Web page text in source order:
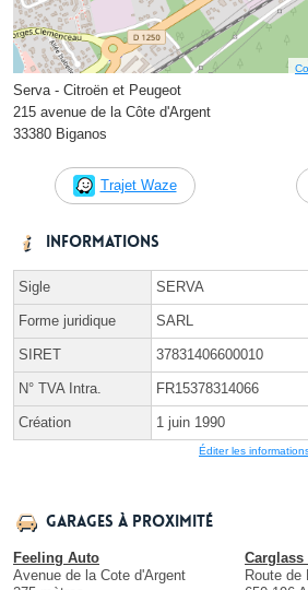
Serva - Citroën et Peugeot
215 avenue de la Côte d'Argent
33380 Biganos
Trajet Waze
Informations
Sigle SERVA
Forme juridique SARL
SIRET 37831406600010
N° TVA Intra. FR15378314066
Création 1 juin 1990
Éditer les
Garages à proximité
Feeling Auto
Avenue de la Cote d'Argent
Carglass
Route de